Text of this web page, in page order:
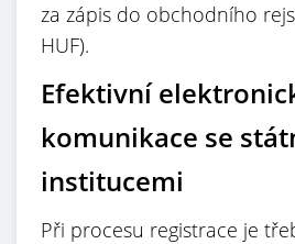
za zápis do obchodního
HUF).
Efektivní
komunikace se
institucemi
Při procesu registrace je